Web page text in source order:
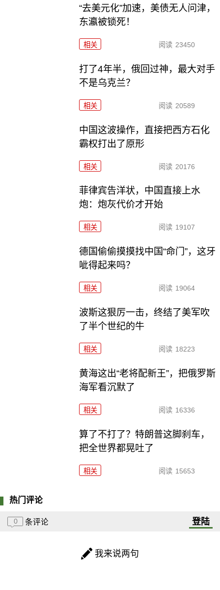
“去美元化”加速，美债无人问津，
东瀛被锁死！
相关 阅读 23450
打了4年半，俄回过神，最大对手
不是乌克兰？
相关 阅读 20589
中国这波操作，直接把西方石化
霸权打出了原形
相关 阅读 20176
菲律宾告洋状，中国直接上水
炮：炮灰代价才开始
相关 阅读 19107
德国偷偷摸摸找中国“命门”，这牙
呲得起来吗？
相关 阅读 19064
波斯这狠厉一击，终结了美军吹
了半个世纪的牛
相关 阅读 18223
黄海这出“老将配新王”，把俄罗斯
海军看沉默了
相关 阅读 16336
算了不打了？特朗普这脚刹车，
把全世界都晃吐了
相关 阅读 15653
热门评论
0 条评论 登陆
我来说两句